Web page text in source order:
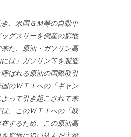
、米国ＧＭ等の自動車
ッグスリーを倒産の窮地
た、原油・ガソリン高
は」ガソリン等を製造
呼ばれる原油の国際取引
のＷＴＩへの「ギャン
よって引き起こされて来
は、このＷＴＩへの「取
在するため、この原油高